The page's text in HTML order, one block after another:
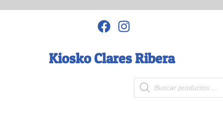
Kiosko Clares Ribera